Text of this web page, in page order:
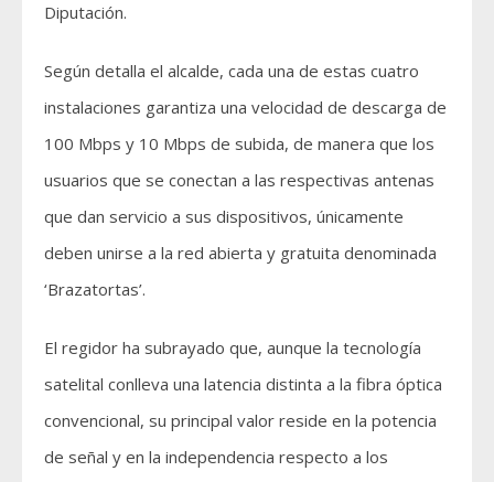
Diputación.
Según detalla el alcalde, cada una de estas cuatro
instalaciones garantiza una velocidad de descarga de
100 Mbps y 10 Mbps de subida, de manera que los
usuarios que se conectan a las respectivas antenas
que dan servicio a sus dispositivos, únicamente
deben unirse a la red abierta y gratuita denominada
‘Brazatortas’.
El regidor ha subrayado que, aunque la tecnología
satelital conlleva una latencia distinta a la fibra óptica
convencional, su principal valor reside en la potencia
de señal y en la independencia respecto a los